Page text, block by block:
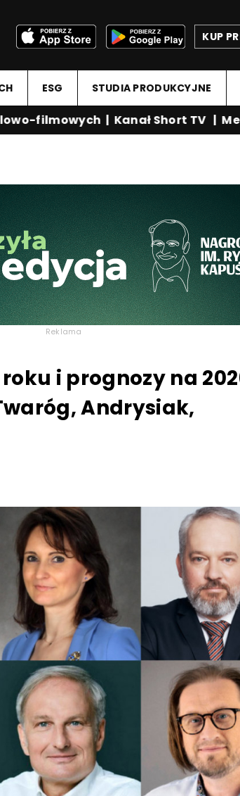
KUP
ESG STUDIA PRODUKCYJNE
filmowych|Kanał Short TV |
Reklama
i prognozy na
Andrysiak,